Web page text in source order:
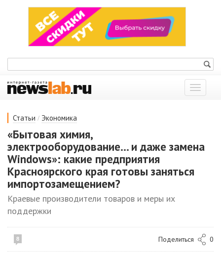
Показать
меню
Статьи / Экономика
«Бытовая химия,
электрооборудование... и даже замена
Windows»: какие предприятия
Красноярского края готовы заняться
импортозамещением?
Краевые производители товаров и меры их
поддержки
8 Поделиться 0